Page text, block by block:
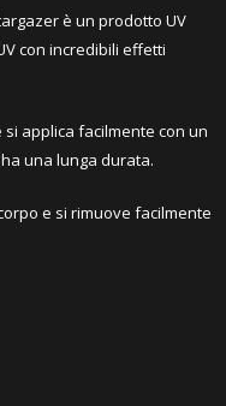
è un prodotto UV
con incredibili effetti
applica facilmente con un
una lunga durata.
e si rimuove facilmente